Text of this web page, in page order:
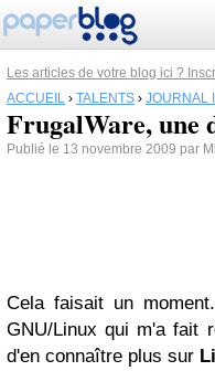
Les articles de votre blog ici ?
ACCUEIL › TALENTS › JOURNAL
FrugalWare, une
Publié le 13 novembre 2009 par
Cela faisait un moment.
GNU/Linux qui m'a fait
d'en connaître plus sur